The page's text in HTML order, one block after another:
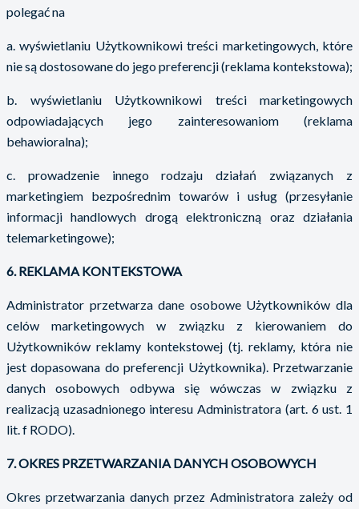
polegać na
a. wyświetlaniu Użytkownikowi treści marketingowych, które
nie są dostosowane do jego preferencji (reklama kontekstowa);
b. wyświetlaniu Użytkownikowi treści marketingowych
odpowiadających jego zainteresowaniom (reklama
behawioralna);
c. prowadzenie innego rodzaju działań związanych z
marketingiem bezpośrednim towarów i usług (przesyłanie
informacji handlowych drogą elektroniczną oraz działania
telemarketingowe);
6. REKLAMA KONTEKSTOWA
Administrator przetwarza dane osobowe Użytkowników dla
celów marketingowych w związku z kierowaniem do
Użytkowników reklamy kontekstowej (tj. reklamy, która nie
jest dopasowana do preferencji Użytkownika). Przetwarzanie
danych osobowych odbywa się wówczas w związku z
realizacją uzasadnionego interesu Administratora (art. 6 ust. 1
lit. f RODO).
7. OKRES PRZETWARZANIA DANYCH OSOBOWYCH
Okres przetwarzania danych przez Administratora zależy od